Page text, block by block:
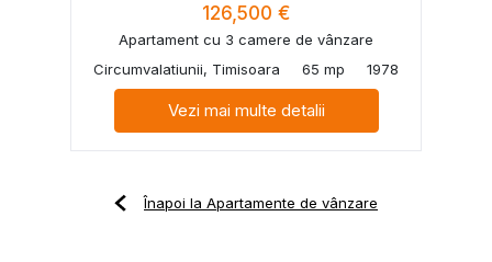
126,500 €
Apartament cu 3 camere de vânzare
Circumvalatiunii, Timisoara
65 mp 1978
Vezi mai multe detalii
Înapoi la Apartamente de vânzare